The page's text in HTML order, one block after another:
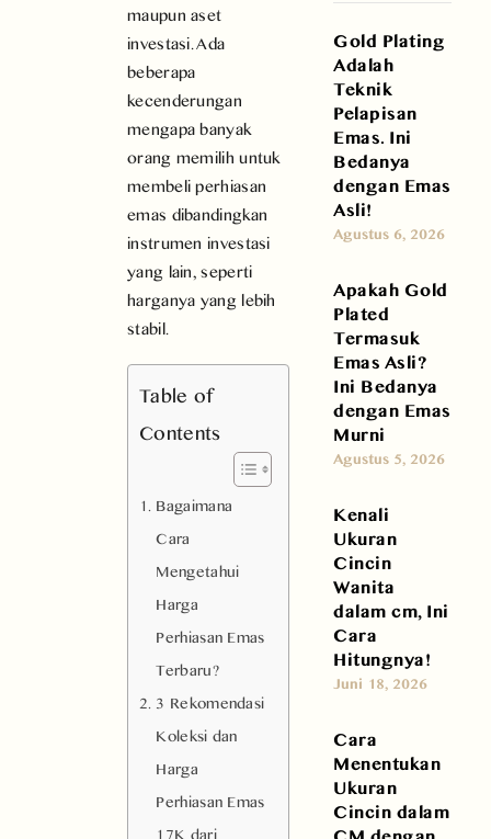
maupun aset
investasi. Ada
beberapa
kecenderungan
mengapa banyak
orang memilih untuk
membeli perhiasan
emas dibandingkan
instrumen investasi
yang lain, seperti
harganya yang lebih
stabil.
Table of
Contents
Bagaimana
Cara
Mengetahui
Harga
Perhiasan Emas
Terbaru?
3 Rekomendasi
Koleksi dan
Harga
Perhiasan Emas
17K dari
Gold Plating
Adalah
Teknik
Pelapisan
Emas. Ini
Bedanya
dengan Emas
Asli!
Agustus 6, 2026
Apakah Gold
Plated
Termasuk
Emas Asli?
Ini Bedanya
dengan Emas
Murni
Agustus 5, 2026
Kenali
Ukuran
Cincin
Wanita
dalam cm, Ini
Cara
Hitungnya!
Juni 18, 2026
Cara
Menentukan
Ukuran
Cincin dalam